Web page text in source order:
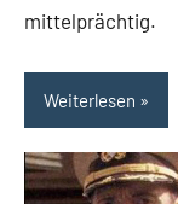
mittelprächtig.
Weiterlesen